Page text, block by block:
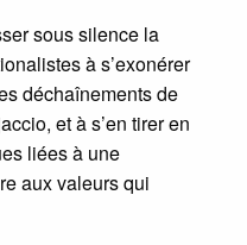
sous silence la
à s’exonérer
déchaînements de
et à s’en tirer en
liées à une
aux valeurs qui